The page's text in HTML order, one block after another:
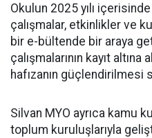
Okulun 2025 yılı
çalışmalar, etkinlikler ve
bir e-bültende bir araya
çalışmalarının kayıt altına
hafızanın güçlendirilmesi
Silvan MYO ayrıca kamu
toplum kuruluşlarıyla